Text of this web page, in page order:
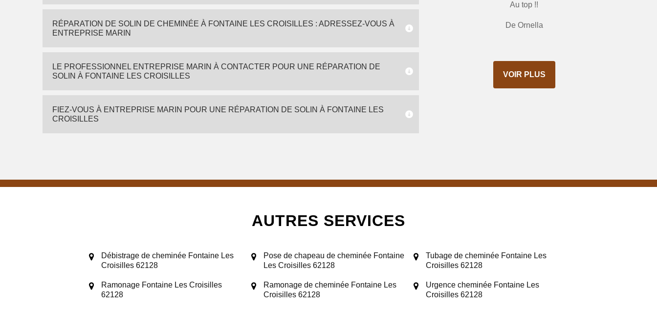
RÉPARATION DE SOLIN DE CHEMINÉE À FONTAINE LES CROISILLES : ADRESSEZ-VOUS À
ENTREPRISE MARIN
LE PROFESSIONNEL ENTREPRISE MARIN À CONTACTER POUR UNE RÉPARATION DE
SOLIN À FONTAINE LES CROISILLES
FIEZ-VOUS À ENTREPRISE MARIN POUR UNE RÉPARATION DE SOLIN À FONTAINE LES
CROISILLES
Au top !!
De Ornella
VOIR PLUS
AUTRES SERVICES
Débistrage de cheminée Fontaine Les
Croisilles 62128
Ramonage Fontaine Les Croisilles
62128
Pose de chapeau de cheminée Fontaine
Les Croisilles 62128
Ramonage de cheminée Fontaine Les
Croisilles 62128
Tubage de cheminée Fontaine Les
Croisilles 62128
Urgence cheminée Fontaine Les
Croisilles 62128